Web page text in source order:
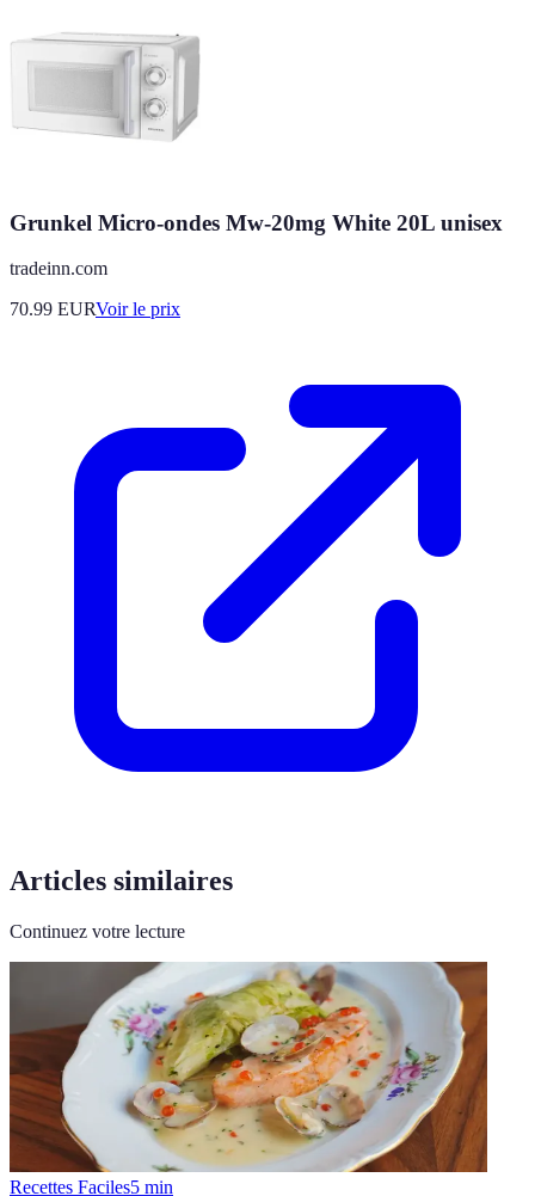
Grunkel Micro-ondes Mw-20mg White 20L unisex
tradeinn.com
70.99 EURVoir le prix
Articles similaires
Continuez votre lecture
Recettes Faciles5 min